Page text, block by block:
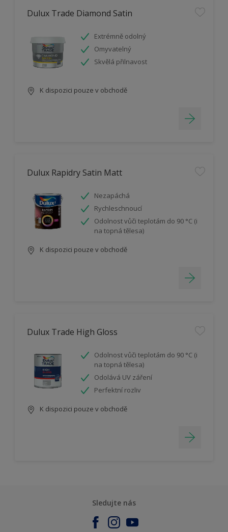
Dulux Trade Diamond Satin
Extrémně odolný
Omyvatelný
Skvělá přilnavost
K dispozici pouze v obchodě
Dulux Rapidry Satin Matt
Nezapáchá
Rychleschnoucí
Odolnost vůči teplotám do 90 °C (i
na topná tělesa)
K dispozici pouze v obchodě
Dulux Trade High Gloss
Odolnost vůči teplotám do 90 °C (i
na topná tělesa)
Odolává UV záření
Perfektní rozliv
K dispozici pouze v obchodě
Sledujte nás